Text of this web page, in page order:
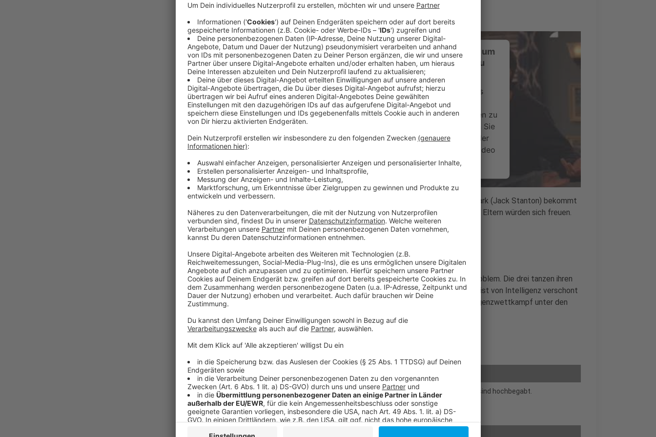
Wir benötigen Ihre Zustimmung, um
den YouTube Video-Service zu
laden!
Wir verwenden einen Service eines
Drittanbieters, um Videoinhalte
einzubetten. Dieser Service kann Daten zu
Ihren Aktivitäten sammeln. Bitte lesen Sie
die Details durch und stimmen Sie der
Nutzung des Service zu, um dieses Video
anzusehen.
powered byUsercentrics Consent Management
Platform
Zwei Kids sind bereits hochbegabt. Und auch der jüngste Sohn Mark (Jack Stanton) bekommt
bei einem Intelligenztest einen IQ von 156 bestätigt. Die meisten Eltern würden sich freuen.
Mike und Kay nicht…
Drei der vier Kids sind zufälligerweise Genies – und das ist das Problem. Die drei tanzen ihren
Eltern auf der Nase herum. Die kleine Leila (Oakley Bull) hingegen ist von Intelligenz verschont
geblieben. Doch das macht es auch nicht einfacher. Ob ein Intelligenzwettkampf unter den
Streaming-Dienst: Joyn+ / Pro 7
Mike und Kay wären so gerne ein ganz normales Paar. Doch ihre Kids sind hochbegabt.
Anzeige